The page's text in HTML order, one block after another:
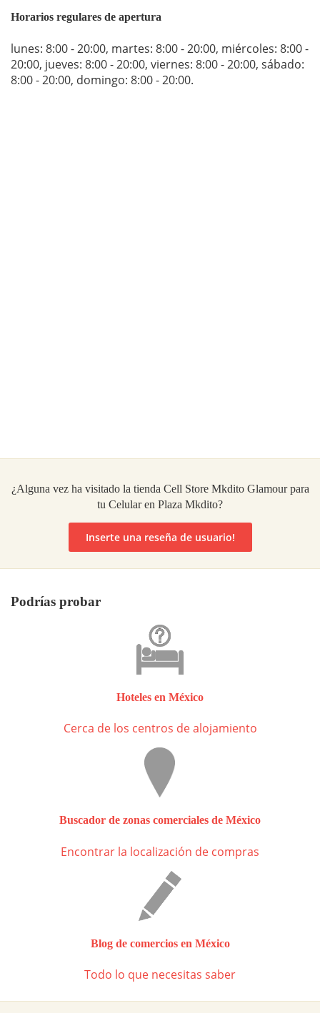
Horarios regulares de apertura
lunes: 8:00 - 20:00, martes: 8:00 - 20:00, miércoles: 8:00 -
20:00, jueves: 8:00 - 20:00, viernes: 8:00 - 20:00, sábado:
8:00 - 20:00, domingo: 8:00 - 20:00.
¿Alguna vez ha visitado la tienda Cell Store Mkdito Glamour para
tu Celular en Plaza Mkdito?
Inserte una reseña de usuario!
Podrías probar
Hoteles en México
Cerca de los centros de alojamiento
Buscador de zonas comerciales de México
Encontrar la localización de compras
Blog de comercios en México
Todo lo que necesitas saber